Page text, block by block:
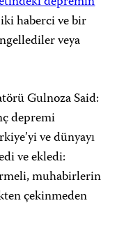
haberci ve bir
veya
Gulnoza Said:
depremi
ve dünyayı
ve ekledi:
muhabirlerin
çekinmeden